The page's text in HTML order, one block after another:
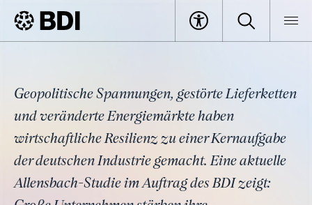
nicht allein
Geopolitische Spannungen, gestörte Lieferketten
und veränderte Energiemärkte haben
wirtschaftliche Resilienz zu einer Kernaufgabe
der deutschen Industrie gemacht. Eine aktuelle
Allensbach-Studie im Auftrag des BDI zeigt: